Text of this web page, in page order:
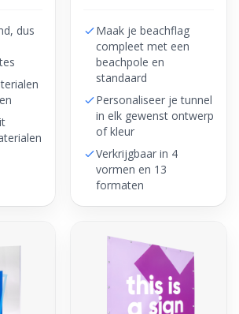
dus
Maak je beachflag
compleet met een
beachpole en
standaard
Personaliseer je tunnel
in elk gewenst ontwerp
of kleur
Verkrijgbaar in 4
vormen en 13
formaten